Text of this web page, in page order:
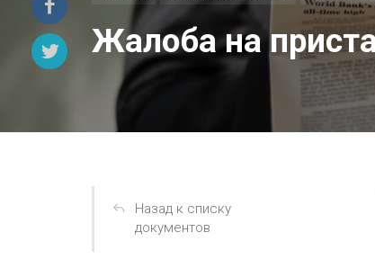
Жалоба на
Назад к списку
документов